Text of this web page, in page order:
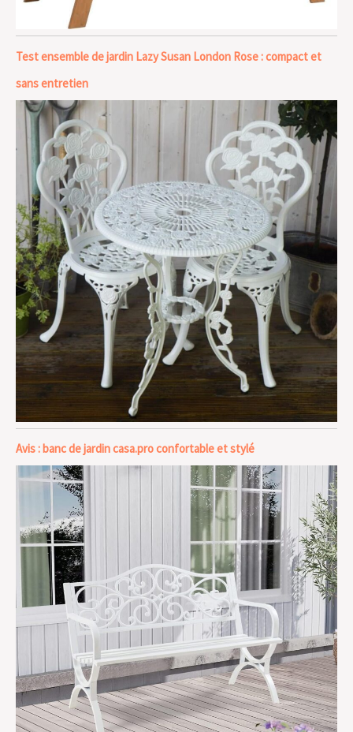
Test ensemble de jardin Lazy Susan London Rose : compact et
sans entretien
Avis : banc de jardin casa.pro confortable et stylé